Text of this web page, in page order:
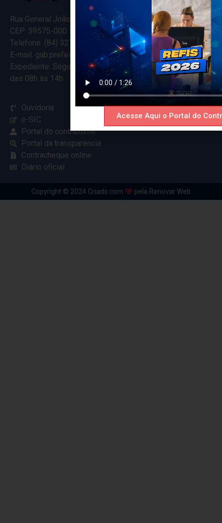
Rua General João Varela, 635
CEP: 59575-000 – Ceará-Mirim – RN
Telefone: (84) 3274-5916
E-mail: gab.prefeitocearamirim@gmail.com
Expediente: Segunda à Sexta
das 08h às 14h
Ouvidoria
e-SIC
Portal do contribuinte
Portal da transparência
Contracheque online
Diário oficial
Copyright © 2024 Criado com pela Renovar Web
Acesse Aqui o Portal do